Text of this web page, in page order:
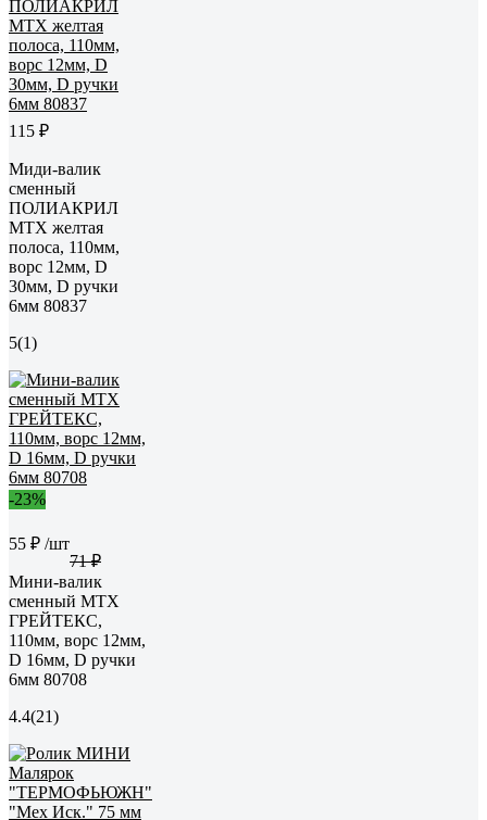
115 ₽
Миди-валик
сменный
ПОЛИАКРИЛ
MTX желтая
полоса, 110мм,
ворс 12мм, D
30мм, D ручки
6мм 80837
5(1)
-23%
55 ₽ /шт
71 ₽
Мини-валик
сменный MTX
ГРЕЙТЕКС,
110мм, ворс 12мм,
D 16мм, D ручки
6мм 80708
4.4(21)